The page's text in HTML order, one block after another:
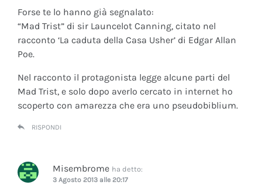
Forse te lo hanno già segnalato:
“Mad Trist” di sir Launcelot Canning, citato nel
racconto ‘La caduta della Casa Usher’ di Edgar Allan
Poe.
Nel racconto il protagonista legge alcune parti del
Mad Trist, e solo dopo averlo cercato in internet ho
scoperto con amarezza che era uno pseudobiblium.
RISPONDI
Misembrome ha detto:
3 Agosto 2013 alle 20:17